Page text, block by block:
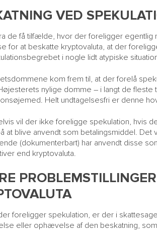
VED
de få tilfælde, hvor der foreligger
for at beskatte kryptovaluta, at der
i nogle lidt atypiske
kom frem til, at der forelå
nylige domme – i langt de
Helt undtagelsesfri er denne
vil der ikke foreligge spekulation, hvis
at blive anvendt som betalingsmiddel.
(dokumenterbart) har anvendt disse
end kryptovaluta.
foreligger spekulation, er der i
eller ophævelse af den beskatning,